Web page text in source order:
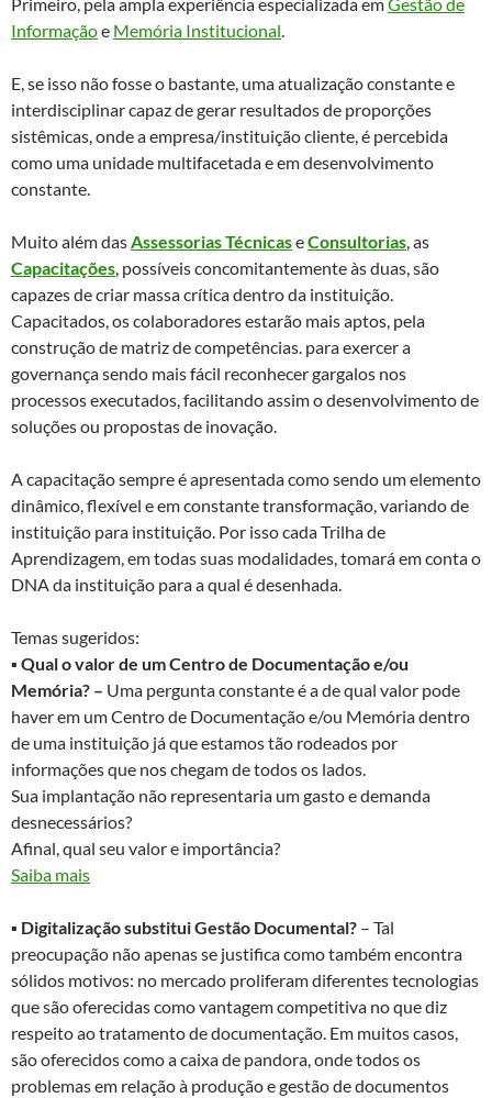
Informaçãoe Memória Institucional.
E, se isso não fosse o bastante, uma atualização constante e
interdisciplinar capaz de gerar resultados de proporções
sistêmicas, onde a empresa/instituição cliente, é percebida
como uma unidade multifacetada e em desenvolvimento
constante.
Muito além dasAssessorias TécnicaseConsultorias, as
Capacitações, possíveis concomitantemente às duas, são
capazes de criar massa crítica dentro da instituição.
Capacitados, os colaboradores estarão mais aptos, pela
construção de matriz de competências. para exercer a
governança sendo mais fácil reconhecer gargalos nos
processos executados, facilitando assim o desenvolvimento de
soluções ou propostas de inovação.
A capacitação sempre é apresentada como sendo um elemento
dinâmico, flexível e em constante transformação, variando de
instituição para instituição. Por isso cada Trilha de
Aprendizagem, em todas suas modalidades, tomará em conta o
DNA da instituição para a qual é desenhada.
Temas sugeridos:
▪ Qual o valor de um Centro de Documentação e/ou
Memória? – Uma pergunta constante é a de qual valor pode
haver em um Centro de Documentação e/ou Memória dentro
de uma instituição já que estamos tão rodeados por
informações que nos chegam de todos os lados.
Sua implantação não representaria um gasto e demanda
desnecessários?
Afinal, qual seu valor e importância?
Saiba mais
▪ Digitalização substitui Gestão Documental? – Tal
preocupação não apenas se justifica como também encontra
sólidos motivos: no mercado proliferam diferentes tecnologias
que são oferecidas como vantagem competitiva no que diz
respeito ao tratamento de documentação. Em muitos casos,
são oferecidos como a caixa de pandora, onde todos os
problemas em relação à produção e gestão de documentos